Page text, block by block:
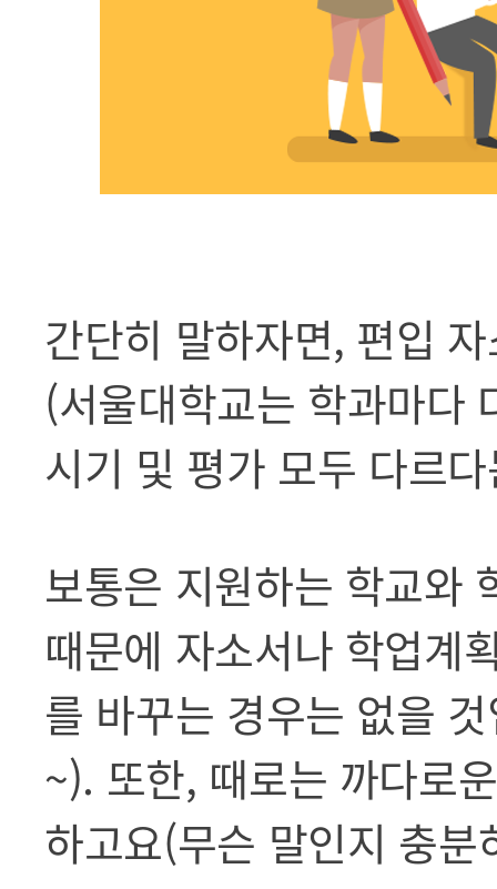
간단히 말하자면, 편입
(서울대학교는 학과마다
시기 및 평가 모두 다르
보통은 지원하는 학교와
때문에 자소서나 학업계
를 바꾸는 경우는 없을
~). 또한, 때로는 까다로
하고요(무슨 말인지 충